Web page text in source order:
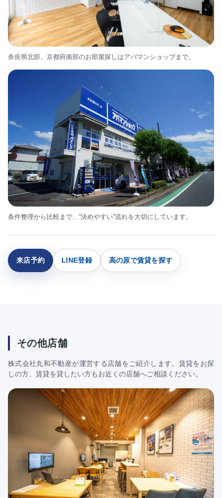
奈良県北部、京都府南部のお部屋探しはアパマンショップまで。
条件整理から比較まで、“決めやすい”流れを大切にしています。
来店予約 LINE登録 高の原で賃貸を探す
その他店舗
株式会社丸和不動産が運営する店舗をご紹介します。賃貸をお探
しの方、賃貸を貸したい方もお近くの店舗へご相談ください。